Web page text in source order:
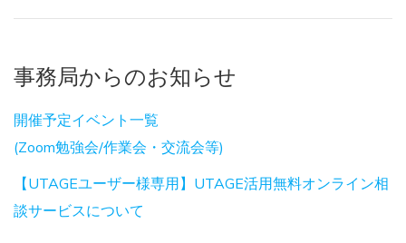
事務局からのお知らせ
開催予定イベント一覧
(Zoom勉強会/作業会・交流会等)
【UTAGEユーザー様専用】UTAGE活用無料オンライン相
談サービスについて